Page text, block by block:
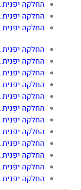
החלקה יפנית
החלקה יפנית
החלקה
החלקה יפנית
החלקה יפנית
החלקה
החלקה
החלקה
החלקה יפנית
החלקה
החלקה יפנית
החלקה יפנית
החלקה יפנית
החלקה
החלקה